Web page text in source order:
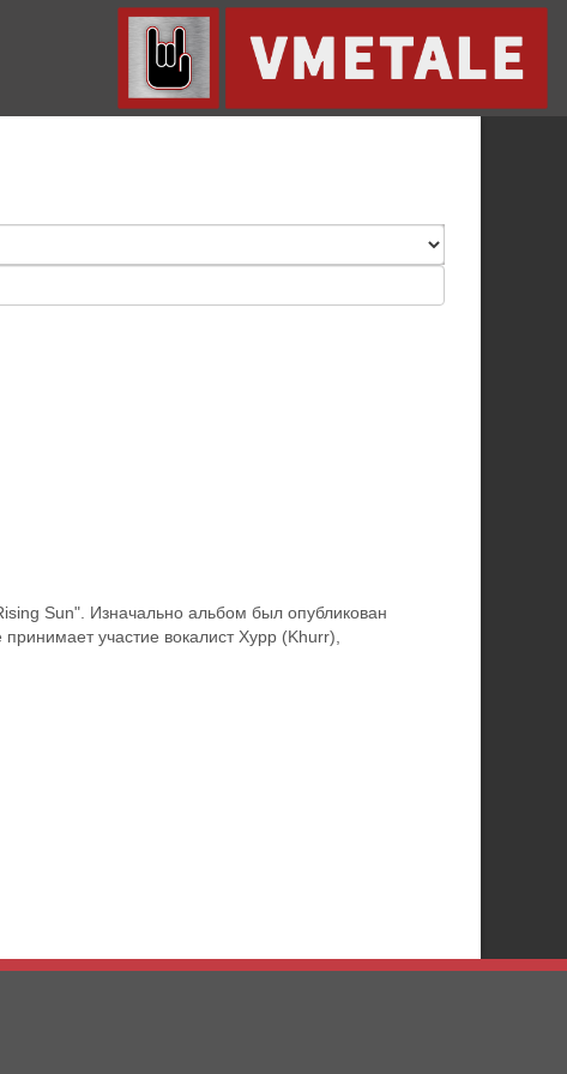
Sun". Изначально альбом был опубликован
участие вокалист Хурр (Khurr),